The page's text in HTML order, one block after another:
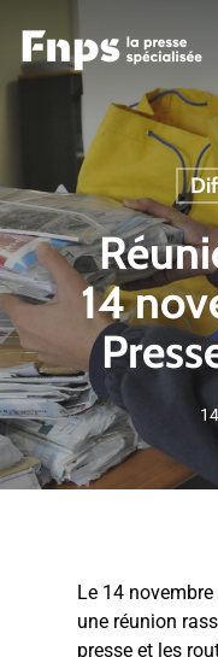
main
14
Le 14
une réunion
presse et les